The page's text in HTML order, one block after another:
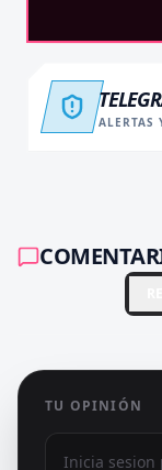
ALERTAS
TU OPINIÓN